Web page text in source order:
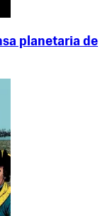
planetaria de